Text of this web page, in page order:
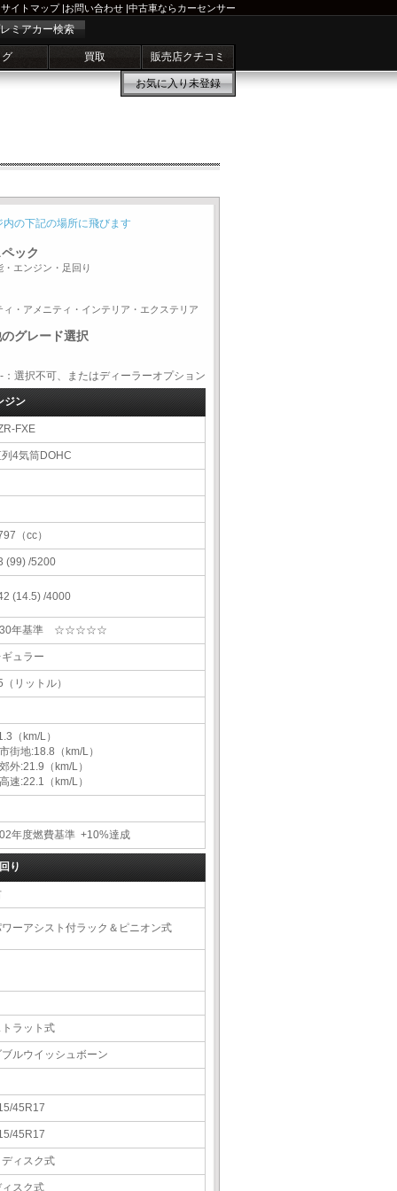
サイトマップ|お問い合わせ |中古車ならカーセンサー
ミアカー検索
買取 販売店クチコミ
お気に入り未登録
内の下記の場所に飛びます
ック
・エンジン・足回り
ィ・アメニティ・インテリア・エクステリア
グレード選択
択不可、またはディーラーオプション
ジン
FXE
4気筒DOHC
（cc）
(99) /5200
(14.5) /4000
年基準 ☆☆☆☆☆
ュラー
（リットル）
（km/L）
街地:18.8（km/L）
外:21.9（km/L）
速:22.1（km/L）
年度燃費基準 +10%達成
り
ーアシスト付ラック＆ピニオン式
ラット式
ルウイッシュボーン
45R17
45R17
ィスク式
スク式